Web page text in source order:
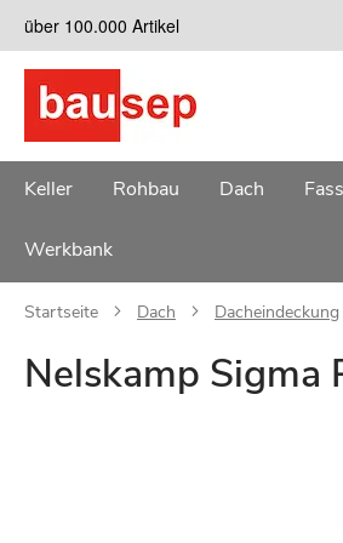
Zum
Inhalt
springen
über 100.000 Artikel
Keller Rohbau Dach
Werkbank
Startseite Dach Dacheindeckung
Nelskamp Sigma